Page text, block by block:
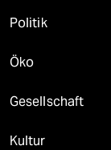
Politik
Öko
Gesellschaft
Kultur